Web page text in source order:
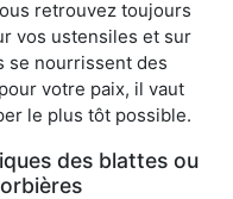
retrouvez toujours
vos ustensiles et sur
se nourrissent des
votre paix, il vaut
le plus tôt possible.
des blattes ou